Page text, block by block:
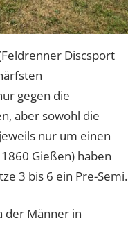
Discsport
gegen die
aber sowohl die
nur um einen
Gießen) haben
3 bis 6 ein Pre-Semi.
der Männer in